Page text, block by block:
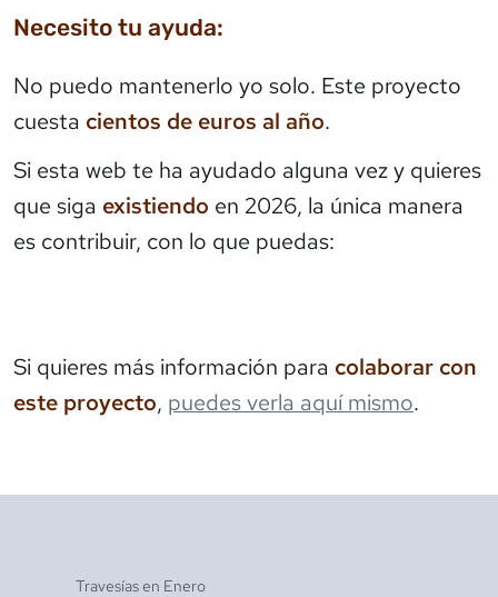
Necesito tu ayuda:
No puedo mantenerlo yo solo. Este proyecto
cuesta cientos de euros al año.
Si esta web te ha ayudado alguna vez y quieres
que siga existiendo en 2026, la única manera
es contribuir, con lo que puedas:
Si quieres más información para colaborar con
este proyecto, puedes verla aquí mismo.
Travesías en Enero